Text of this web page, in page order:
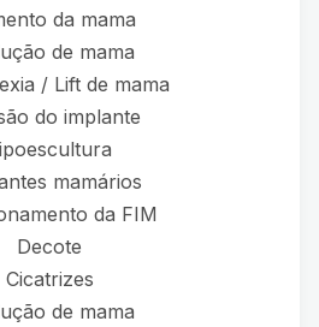
da mama
de mama
/ Lift de mama
do implante
mamários
da FIM
Decote
Cicatrizes
de mama